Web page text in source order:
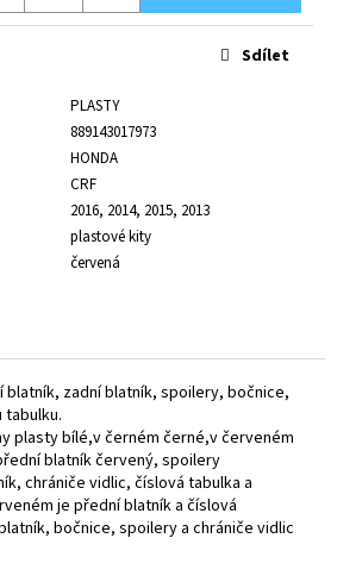
PLASTY
889143017973
HONDA
CRF
2016, 2014, 2015, 2013
plastové kity
červená
Sdílet
blatník, zadní blatník, spoilery, bočnice,
plasty bílé,v černém černé,v červeném
blatník červený, spoilery
chrániče vidlic, číslová tabulka a
je přední blatník a číslová
bočnice, spoilery a chrániče vidlic